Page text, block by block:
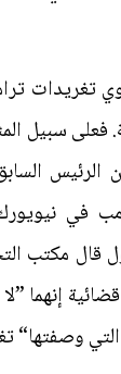
تغريدات
سبيل
السابق
في نيويورك
قال مكتب
إنهما
وصفتها“